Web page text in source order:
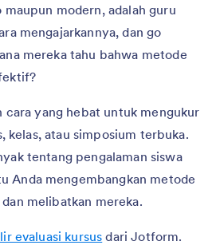
modern, adalah guru
mengajarkannya, dan go
mereka tahu bahwa metode
cara yang hebat untuk mengukur
kelas, atau simposium terbuka.
tentang pengalaman siswa
Anda mengembangkan metode
melibatkan mereka.
evaluasi kursus dari Jotform.